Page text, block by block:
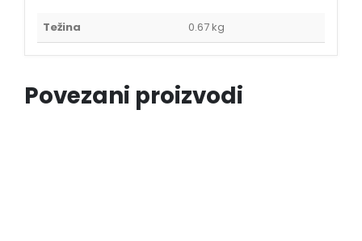
Težina 0.67 kg
Povezani proizvodi